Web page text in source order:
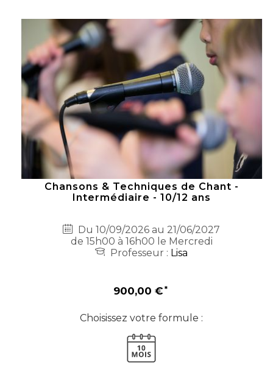
Chansons & Techniques de Chant -
Intermédiaire - 10/12 ans
Du 10/09/2026 au 21/06/2027
de 15h00 à 16h00 le Mercredi
Professeur : Lisa
900,00 €
Choisissez votre formule :